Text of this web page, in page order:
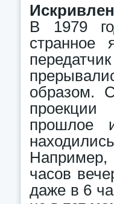
В 1979
странное
образом.
прошлое
Например,
часов
даже в 6